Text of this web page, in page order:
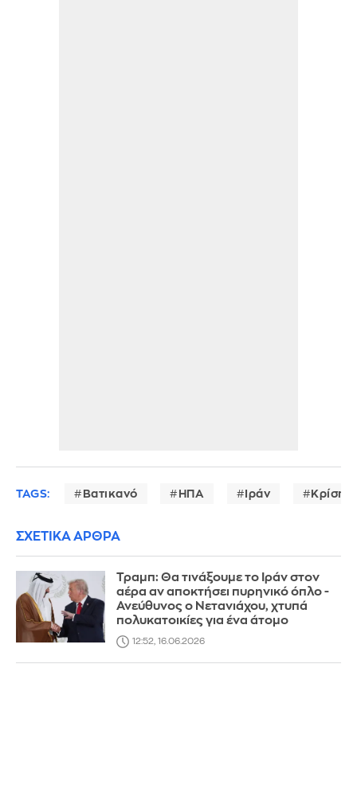
TAGS: Βατικανό ΗΠΑ Ιράν Κρίση
ΣΧΕΤΙΚΑ ΑΡΘΡΑ
Τραμπ: Θα τινάξουμε το Ιράν στον
αέρα αν αποκτήσει πυρηνικό όπλο -
Ανεύθυνος ο Νετανιάχου, χτυπά
πολυκατοικίες για ένα άτομο
12:52, 16.06.2026